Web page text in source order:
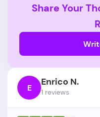
Share Your
E Enrico N.
1 reviews